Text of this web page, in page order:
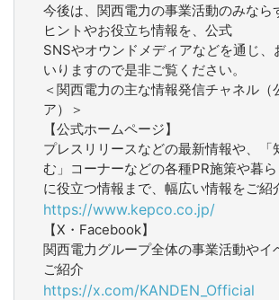
今後は、関西電力の事業活動のみなら
ヒントやお役立ち情報を、公式
SNSやオウンドメディアなどを通じ、
いりますので是非ご覧ください。
＜関西電力の主な情報発信チャネル（
ア）＞
【公式ホームページ】
プレスリリースなどの最新情報や、「
む」コーナーなどの各種PR施策や暮ら
に役立つ情報まで、幅広い情報をご紹
https://www.kepco.co.jp/
【X・Facebook】
関西電力グループ全体の事業活動やイ
ご紹介
https://x.com/KANDEN_Official